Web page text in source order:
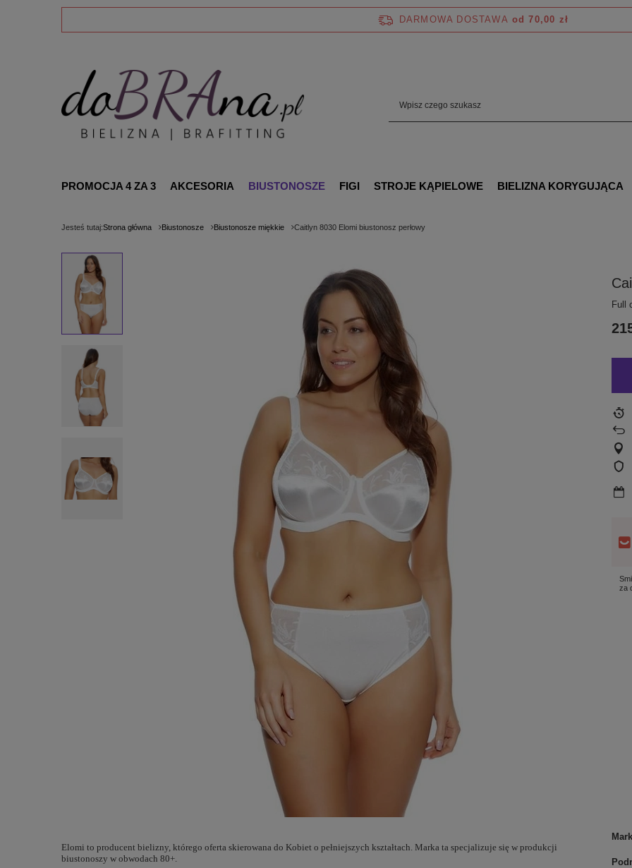
DARMOWA DOSTAWA od 70,00 zł
PROMOCJA 4 ZA 3 AKCESORIA BIUSTONOSZE FIGI STROJE KĄPIELOWE BIELIZNA KORYGUJĄCA
Jesteś tutaj:Strona główna Biustonosze Biustonosze miękkie Caitlyn 8030 Elomi biustonosz perłowy
Full
za
Elomi to producent bielizny, którego oferta skierowana do Kobiet o pełniejszych kształtach. Marka ta specjalizuje się w produkcji
biustonoszy w obwodach 80+.